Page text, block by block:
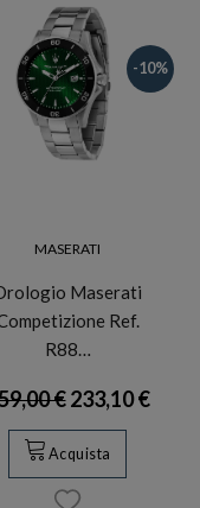
-10%
MASERATI
Maserati
Ref.
R88…
€233,10 €
Acquista